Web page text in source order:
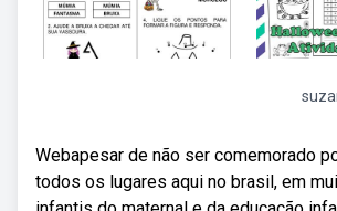
Webapesar de não ser comemorado
todos os lugares aqui no brasil, em